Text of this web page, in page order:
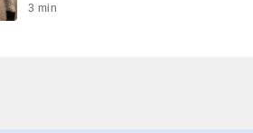
3 min